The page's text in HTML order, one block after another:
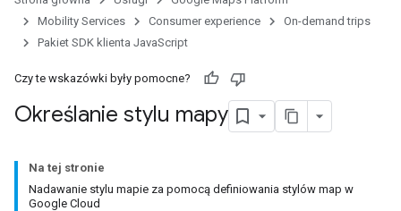
Mobility Services
Consumer experience
On-demand trips
Pakiet SDK klienta JavaScript
Czy te wskazówki były pomocne?
Określanie stylu mapy
Na tej stronie
Nadawanie stylu mapie za pomocą definiowania stylów map w
Google Cloud